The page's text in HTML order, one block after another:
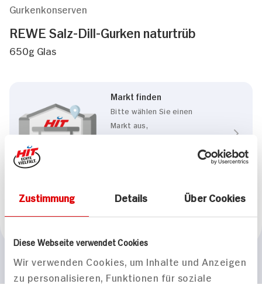
Zustimmung Details Über Cookies
Diese Webseite verwendet Cookies
Wir verwenden Cookies, um Inhalte und Anzeigen
zu personalisieren, Funktionen für soziale
Gurkenkonserven
REWE Salz-Dill-Gurken naturtrüb
650g Glas
Markt finden
Bitte wählen Sie einen
Markt aus,
Marke